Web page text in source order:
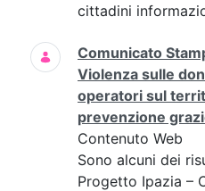
cittadini
Comunicato
Violenza sulle
operatori sul
prevenzione
Contenuto Web
Sono alcuni dei
Progetto Ipazia –